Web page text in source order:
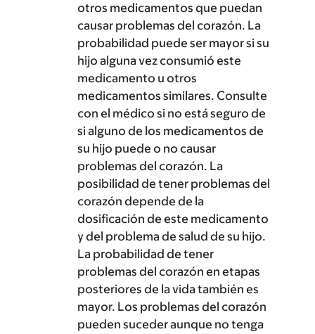
otros medicamentos que puedan
causar problemas del corazón. La
probabilidad puede ser mayor si su
hijo alguna vez consumió este
medicamento u otros
medicamentos similares. Consulte
con el médico si no está seguro de
si alguno de los medicamentos de
su hijo puede o no causar
problemas del corazón. La
posibilidad de tener problemas del
corazón depende de la
dosificación de este medicamento
y del problema de salud de su hijo.
La probabilidad de tener
problemas del corazón en etapas
posteriores de la vida también es
mayor. Los problemas del corazón
pueden suceder aunque no tenga